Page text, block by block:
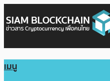
เมนู